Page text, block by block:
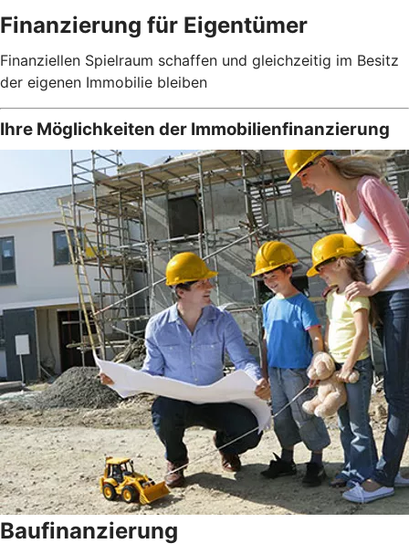
Finanzierung für Eigentümer
Finanziellen Spielraum schaffen und gleichzeitig im Besitz
der eigenen Immobilie bleiben
Ihre Möglichkeiten der Immobilienfinanzierung
Baufinanzierung